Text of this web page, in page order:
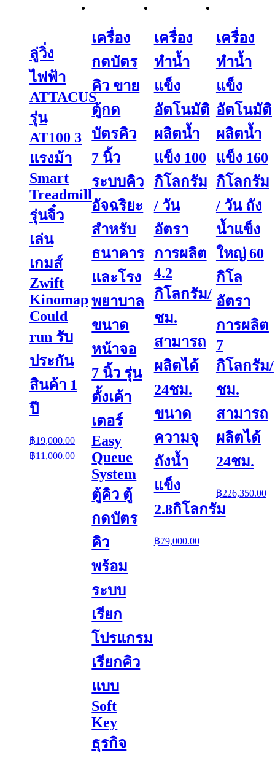
ลู่วิ่ง
ไฟฟ้า
ATTACUS
รุ่น
AT100 3
แรงม้า
Smart
Treadmill
รุ่นจิ๋ว
เล่น
เกมส์
Zwift
Kinomap
Could
run รับ
ประกัน
สินค้า 1
ปี
฿19,000.00
Original
price
฿11,000.00Current
price
฿11,000.00.
เครื่อง
กดบัตร
คิว ขาย
ตู้กด
บัตรคิว
7 นิ้ว
ระบบคิว
อัจฉริยะ
สำหรับ
ธนาคาร
และโรง
พยาบาล
ขนาด
หน้าจอ
7 นิ้ว รุ่น
ตั้งเค้า
เตอร์
Easy
Queue
System
ตู้คิว ตู้
กดบัตร
คิว
พร้อม
ระบบ
เรียก
โปรแกรม
เรียกคิว
แบบ
Soft
Key
ธุรกิจ
เครื่อง
ทำน้ำ
แข็ง
อัตโนมัติ
ผลิตน้ำ
แข็ง 100
กิโลกรัม
/ วัน
อัตรา
การผลิต
4.2
กิโลกรัม/
ชม.
สามารถ
ผลิตได้
24ชม.
ขนาด
ความจุ
ถังน้ำ
แข็ง
2.8กิโลกรัม
฿79,000.00
เครื่อง
ทำน้ำ
แข็ง
อัตโนมัติ
ผลิตน้ำ
แข็ง 160
กิโลกรัม
/ วัน ถัง
น้ำแข็ง
ใหญ่ 60
กิโล
อัตรา
การผลิต
7
กิโลกรัม/
ชม.
สามารถ
ผลิตได้
24ชม.
฿226,350.00